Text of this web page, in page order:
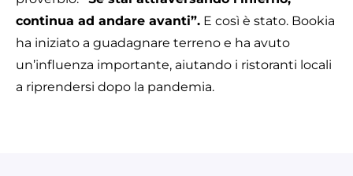
continua ad andare avanti”. E così è stato. Bookia
ha iniziato a guadagnare terreno e ha avuto
un’influenza importante, aiutando i ristoranti locali
a riprendersi dopo la pandemia.